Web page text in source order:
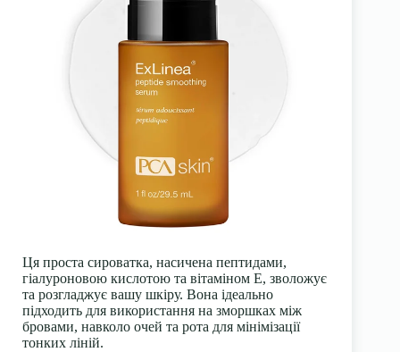
Ця проста сироватка, насичена пептидами,
гіалуроновою кислотою та вітаміном Е, зволожує
та розгладжує вашу шкіру. Вона ідеально
підходить для використання на зморшках між
бровами, навколо очей та рота для мінімізації
тонких ліній.